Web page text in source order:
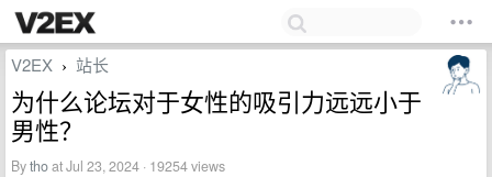
V2EX › 站长
为什么论坛对于女性的吸引力远远小于
男性？
Bythoat Jul 23, 2024 · 19254 views